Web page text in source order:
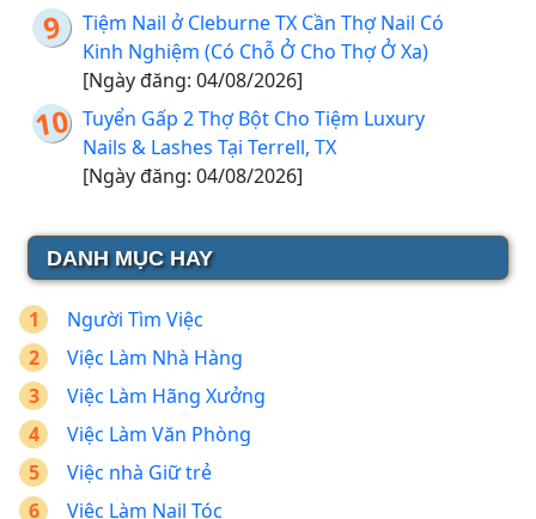
Tiệm Nail ở Cleburne TX Cần Thợ Nail Có
Kinh Nghiệm (Có Chỗ Ở Cho Thợ Ở Xa)
[Ngày đăng: 04/08/2026]
Tuyển Gấp 2 Thợ Bột Cho Tiệm Luxury
Nails & Lashes Tại Terrell, TX
[Ngày đăng: 04/08/2026]
DANH MỤC HAY
Người Tìm Việc
Việc Làm Nhà Hàng
Việc Làm Hãng Xưởng
Việc Làm Văn Phòng
Việc nhà Giữ trẻ
Việc Làm Nail Tóc